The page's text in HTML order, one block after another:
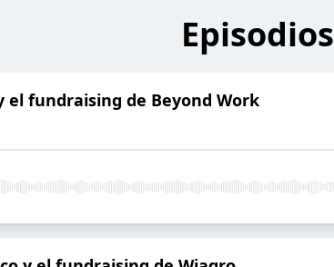
Episodios
el fundraising de Beyond Work